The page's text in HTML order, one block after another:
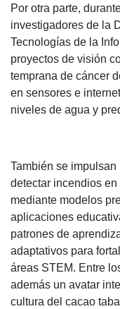
Por otra parte,
investigadores de la
Tecnologías de la
proyectos de visión
temprana de cáncer
en sensores e
niveles de agua y
También se
detectar incendios
mediante modelos
aplicaciones
patrones de
adaptativos para
áreas STEM. Entre
además un avatar
cultura del cacao